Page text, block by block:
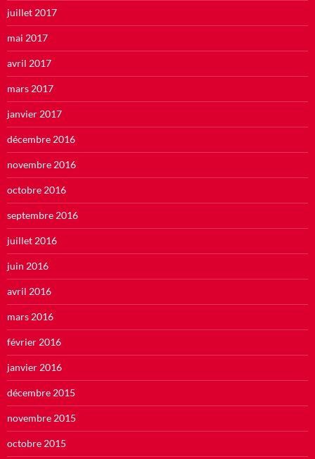
juillet 2017
mai 2017
avril 2017
mars 2017
janvier 2017
décembre 2016
novembre 2016
octobre 2016
septembre 2016
juillet 2016
juin 2016
avril 2016
mars 2016
février 2016
janvier 2016
décembre 2015
novembre 2015
octobre 2015